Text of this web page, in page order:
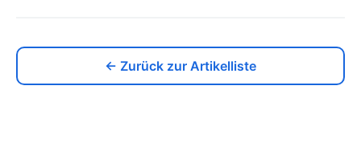
← Zurück zur Artikelliste